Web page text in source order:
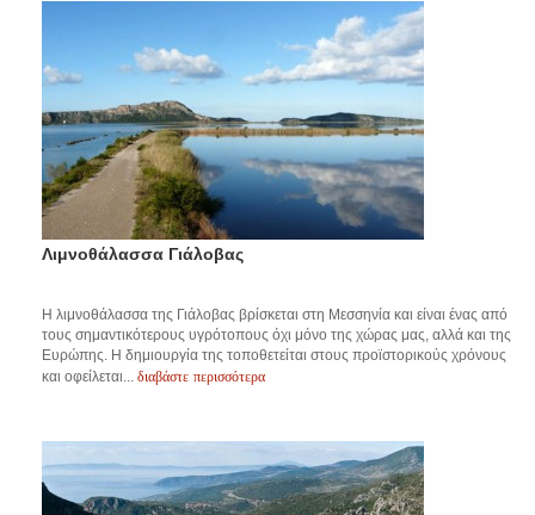
Λιμνοθάλασσα Γιάλοβας
Η λιμνοθάλασσα της Γιάλοβας βρίσκεται στη Μεσσηνία και είναι ένας από
τους σημαντικότερους υγρότοπους όχι μόνο της χώρας μας, αλλά και της
Ευρώπης. Η δημιουργία της τοποθετείται στους προϊστορικούς χρόνους
και οφείλεται... διαβάστε περισσότερα